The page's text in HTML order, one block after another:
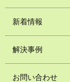
新着情報
解決事例
お問い合わせ